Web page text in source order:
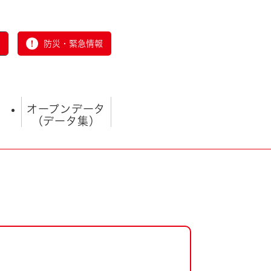
防災・緊急情報
オープンデータ
（データ集）